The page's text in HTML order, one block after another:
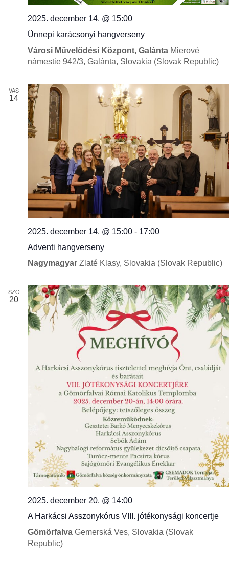
2025. december 14. @ 15:00
Ünnepi karácsonyi hangverseny
Városi Művelődési Központ, Galánta Mierové
námestie 942/3, Galánta, Slovakia (Slovak Republic)
VAS
14
2025. december 14. @ 15:00 - 17:00
Adventi hangverseny
Nagymagyar Zlaté Klasy, Slovakia (Slovak Republic)
SZO
20
2025. december 20. @ 14:00
A Harkácsi Asszonykórus VIII. jótékonysági koncertje
Gömörfalva Gemerská Ves, Slovakia (Slovak
Republic)